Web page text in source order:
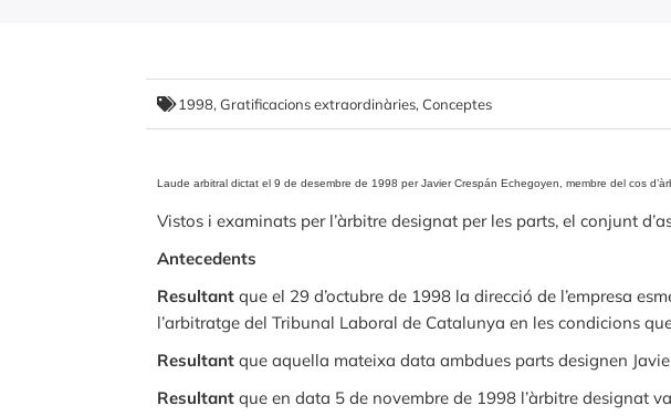
1998, Gratificacions extraordinàries, Conceptes
Laude arbitral dictat el 9 de desembre de 1998 per Javier Crespán Echegoyen, membre del cos
Vistos i examinats per l’àrbitre designat per les parts, el conjunt
Antecedents
Resultant que el 29 d’octubre de 1998 la direcció de l’empresa
l’arbitratge del Tribunal Laboral de Catalunya en les condicions
Resultant que aquella mateixa data ambdues parts designen
Resultant que en data 5 de novembre de 1998 l’àrbitre designat va